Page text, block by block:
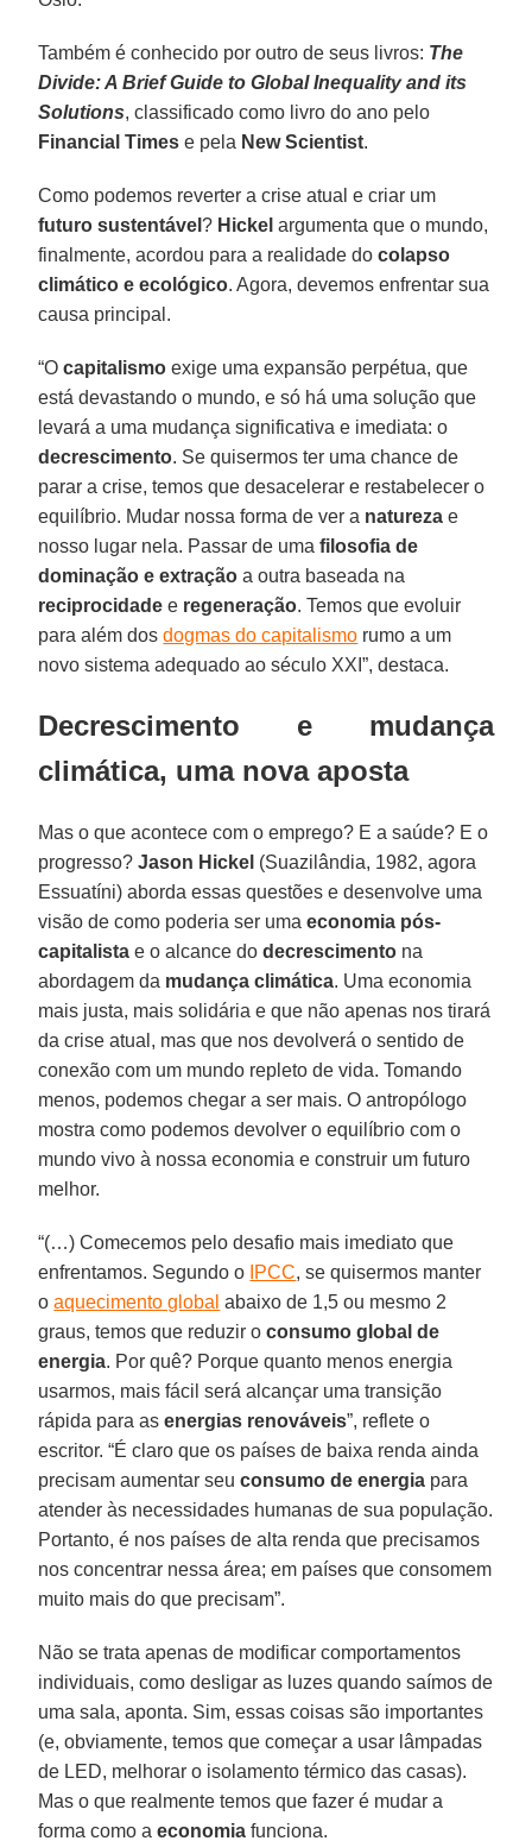
Também é conhecido por outro de seus livros: The
Divide: A Brief Guide to Global Inequality and its
Solutions, classificado como livro do ano pelo
Financial Times e pela New Scientist.
Como podemos reverter a crise atual e criar um
futuro sustentável? Hickel argumenta que o mundo,
finalmente, acordou para a realidade docolapso
climático e ecológico. Agora, devemos enfrentar sua
causa principal.
“Ocapitalismo exige uma expansão perpétua, que
está devastando o mundo, e só há uma solução que
levará a uma mudança significativa e imediata: o
decrescimento. Se quisermos ter uma chance de
parar a crise, temos que desacelerar e restabelecer o
equilíbrio. Mudar nossa forma de ver a natureza e
nosso lugar nela. Passar de umafilosofia de
dominação e extração a outra baseada na
reciprocidade e regeneração. Temos que evoluir
para além dosdogmas do capitalismo rumo a um
novo sistema adequado ao século XXI”, destaca.
Decrescimento e mudança
climática, uma nova aposta
Mas o que acontece com o emprego? E a saúde? E o
progresso?Jason Hickel (Suazilândia, 1982, agora
Essuatíni) aborda essas questões e desenvolve uma
visão de como poderia ser umaeconomia pós-
capitalista e o alcance dodecrescimento na
abordagem da mudança climática. Uma economia
mais justa, mais solidária e que não apenas nos tirará
da crise atual, mas que nos devolverá o sentido de
conexão com um mundo repleto de vida. Tomando
menos, podemos chegar a ser mais. O antropólogo
mostra como podemos devolver o equilíbrio com o
mundo vivo à nossa economia e construir um futuro
melhor.
“(…) Comecemos pelo desafio mais imediato que
enfrentamos. Segundo o IPCC, se quisermos manter
oaquecimento global abaixo de 1,5 ou mesmo 2
graus, temos que reduzir oconsumo global de
energia. Por quê? Porque quanto menos energia
usarmos, mais fácil será alcançar uma transição
rápida para asenergias renováveis”, reflete o
escritor. “É claro que os países de baixa renda ainda
precisam aumentar seuconsumo de energia para
atender às necessidades humanas de sua população.
Portanto, é nos países de alta renda que precisamos
nos concentrar nessa área; em países que consomem
muito mais do que precisam”.
Não se trata apenas de modificar comportamentos
individuais, como desligar as luzes quando saímos de
uma sala, aponta. Sim, essas coisas são importantes
(e, obviamente, temos que começar a usar lâmpadas
de LED, melhorar o isolamento térmico das casas).
Mas o que realmente temos que fazer é mudar a
forma como aeconomia funciona.